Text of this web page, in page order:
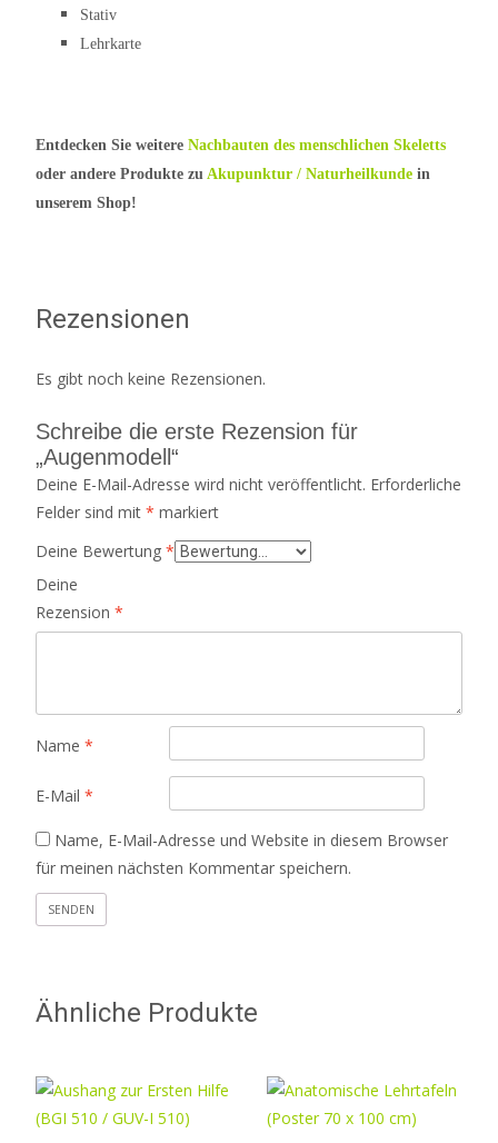
Stativ
Lehrkarte
Entdecken Sie weitere Nachbauten des menschlichen Skeletts
oder andere Produkte zu Akupunktur / Naturheilkunde in
unserem Shop!
Rezensionen
Es gibt noch keine Rezensionen.
Schreibe die erste Rezension für
„Augenmodell“
Deine E-Mail-Adresse wird nicht veröffentlicht. Erforderliche
Felder sind mit * markiert
Deine Bewertung *
Deine
Rezension *
Name *
E-Mail *
Name, E-Mail-Adresse und Website in diesem Browser
für meinen nächsten Kommentar speichern.
Ähnliche Produkte